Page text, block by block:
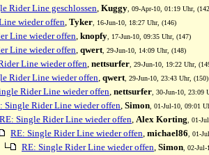
Rider Line geschlossen, Kuggy , 09-Apr-10, 01:19 Uhr,
wieder offen, Tyker , 16-Jun-10, 18:27 Uhr, (146)
Line wieder offen, knopfy , 17-Jun-10, 09:35 Uhr, (147)
Line wieder offen, qwert , 29-Jun-10, 14:09 Uhr, (148)
Line wieder offen, nettsurfer , 29-Jun-10, 19:22 Uhr,
Rider Line wieder offen, qwert , 29-Jun-10, 23:43 Uhr, (150)
Rider Line wieder offen, nettsurfer , 30-Jun-10, 23:09
Single Rider Line wieder offen, Simon , 01-Jul-10, 09:01
RE: Single Rider Line wieder offen, Alex Korting , 01-
RE: Single Rider Line wieder offen, michael86 , 01-
RE: Single Rider Line wieder offen, Simon , 02-